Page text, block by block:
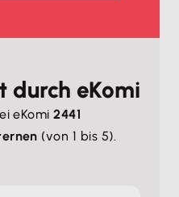
durch eKomi
eKomi2441
(von 1 bis 5).